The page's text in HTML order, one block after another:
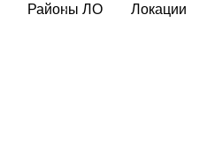
Районы ЛО Локации